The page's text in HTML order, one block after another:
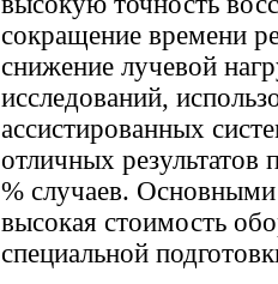
сокращение времени
снижение лучевой
исследований,
ассистированных
отличных
% случаев.
высокая стоимость
специальной